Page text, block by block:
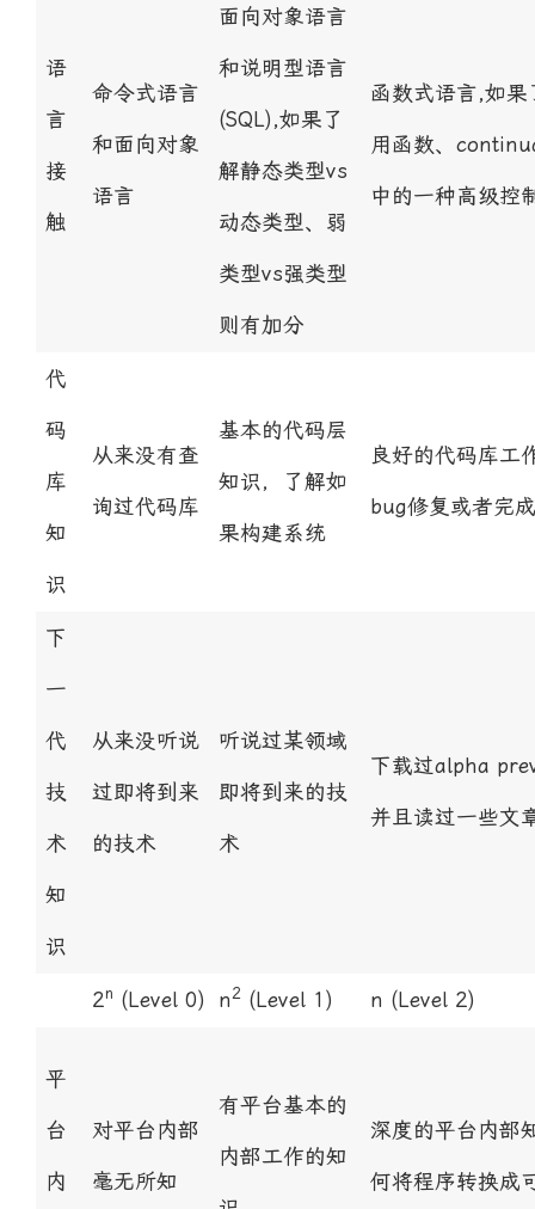
语
言
接
触
命令式语言
和面向对象
语言
面向对象语言
和说明型语言
(SQL),如果了
解静态类型vs
动态类型、弱
类型vs强类型
则有加分
函数式语言,如
用函数、
中的一种高级控
代
码
库
知
识
从来没有查
询过代码库
基本的代码层
知识，了解如
果构建系统
良好的代码库工
bug修复或者完
下
一
代
技
术
知
识
从来没听说
过即将到来
的技术
听说过某领域
即将到来的技
术
下载过alpha
并且读过一些文
2n (Level 0) n2 (Level 1) n (Level 2)
平
台
内
对平台内部
毫无所知
有平台基本的
内部工作的知
深度的平台内部
何将程序转换成